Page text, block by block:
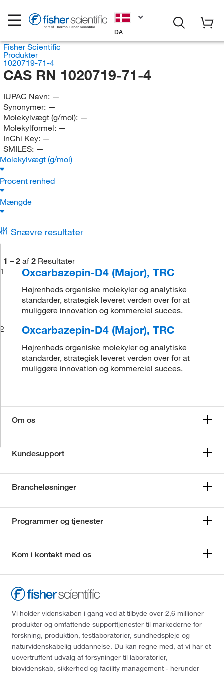
DA
Fisher Scientific
Produkter
1020719-71-4
CAS RN 1020719-71-4
IUPAC Navn: —
Synonymer: —
Molekylvægt (g/mol): —
Molekylformel: —
InChi Key: —
SMILES: —
Molekylvægt (g/mol)
Procent renhed
Mængde
Snævre resultater
1 – 2 af 2 Resultater
1
Oxcarbazepin-D4 (Major), TRC
Højrenheds organiske molekyler og analytiske
standarder, strategisk leveret verden over for at
muliggøre innovation og kommerciel succes.
2
Oxcarbazepin-D4 (Major), TRC
Højrenheds organiske molekyler og analytiske
standarder, strategisk leveret verden over for at
muliggøre innovation og kommerciel succes.
Om os
Kundesupport
Brancheløsninger
Programmer og tjenester
Kom i kontakt med os
Vi holder videnskaben i gang ved at tilbyde over 2,6 millioner
produkter og omfattende supporttjenester til markederne for
forskning, produktion, testlaboratorier, sundhedspleje og
naturvidenskabelig uddannelse. Du kan regne med, at vi har et
uovertruffent udvalg af forsyninger til laboratorier,
biovidenskab, sikkerhed og facility management - herunder